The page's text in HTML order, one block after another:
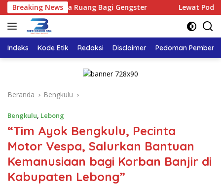
Langsung
ke
konten
Breaking News
Ada Ruang Bagi Gengster Lewat Podcast Tribun
Indeks Kode Etik Redaksi Disclaimer Pedoman
Beranda Bengkulu
Bengkulu, Lebong
“Tim Ayok Bengkulu, Pecinta
Motor Vespa, Salurkan Bantuan
Kemanusiaan bagi Korban Banjir di
Kabupaten Lebong”